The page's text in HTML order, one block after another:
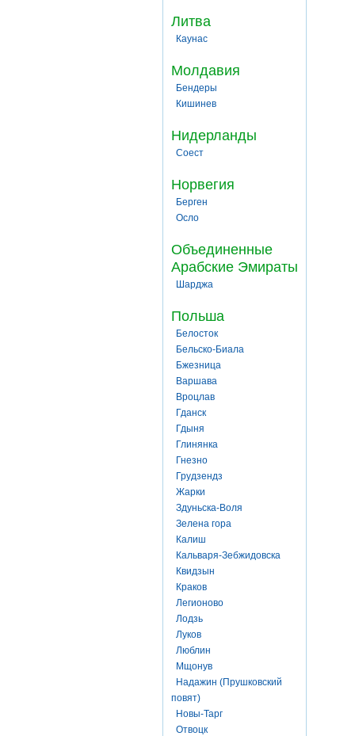
Литва
Каунас
Молдавия
Бендеры
Кишинев
Нидерланды
Соест
Норвегия
Берген
Осло
Объединенные
Арабские Эмираты
Шарджа
Польша
Белосток
Бельско-Биала
Бжезница
Варшава
Вроцлав
Гданск
Гдыня
Глинянка
Гнезно
Грудзендз
Жарки
Здуньска-Воля
Зелена гора
Калиш
Кальваря-Зебжидовска
Квидзын
Краков
Легионово
Лодзь
Луков
Люблин
Мщонув
Надажин (Прушковский
повят)
Новы-Тарг
Отвоцк